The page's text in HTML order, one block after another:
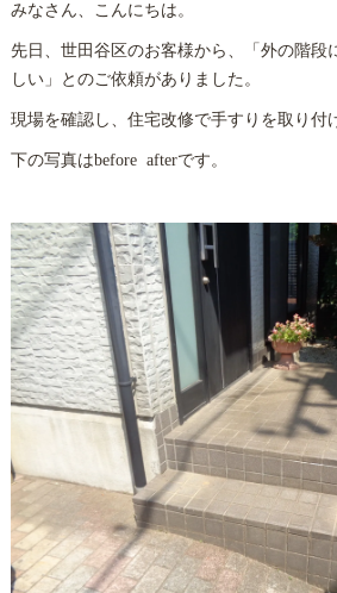
みなさん、こんにちは。
先日、世田谷区のお客様から、「外の階段
しい」とのご依頼がありました。
現場を確認し、住宅改修で手すりを取り付
下の写真はbefore afterです。